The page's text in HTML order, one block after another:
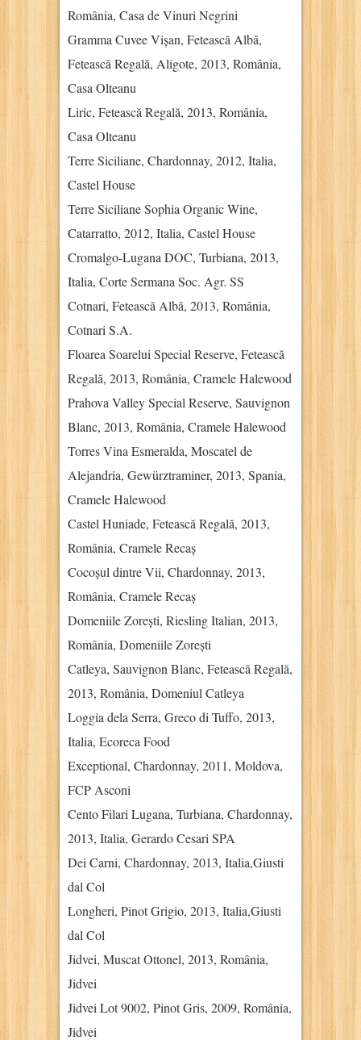
România, Casa de Vinuri Negrini
Gramma Cuvee Vișan, Fetească Albă,
Fetească Regală, Aligote, 2013, România,
Casa Olteanu
Liric, Fetească Regală, 2013, România,
Casa Olteanu
Terre Siciliane, Chardonnay, 2012, Italia,
Castel House
Terre Siciliane Sophia Organic Wine,
Catarratto, 2012, Italia, Castel House
Cromalgo-Lugana DOC, Turbiana, 2013,
Italia, Corte Sermana Soc. Agr. SS
Cotnari, Fetească Albă, 2013, România,
Cotnari S.A.
Floarea Soarelui Special Reserve, Fetească
Regală, 2013, România, Cramele Halewood
Prahova Valley Special Reserve, Sauvignon
Blanc, 2013, România, Cramele Halewood
Torres Vina Esmeralda, Moscatel de
Alejandria, Gewürztraminer, 2013, Spania,
Cramele Halewood
Castel Huniade, Fetească Regală, 2013,
România, Cramele Recaș
Cocoșul dintre Vii, Chardonnay, 2013,
România, Cramele Recaș
Domeniile Zorești, Riesling Italian, 2013,
România, Domeniile Zorești
Catleya, Sauvignon Blanc, Fetească Regală,
2013, România, Domeniul Catleya
Loggia dela Serra, Greco di Tuffo, 2013,
Italia, Ecoreca Food
Exceptional, Chardonnay, 2011, Moldova,
FCP Asconi
Cento Filari Lugana, Turbiana, Chardonnay,
2013, Italia, Gerardo Cesari SPA
Dei Carni, Chardonnay, 2013, Italia,Giusti
dal Col
Longheri, Pinot Grigio, 2013, Italia,Giusti
dal Col
Jidvei, Muscat Ottonel, 2013, România,
Jidvei
Jidvei Lot 9002, Pinot Gris, 2009, România,
Jidvei